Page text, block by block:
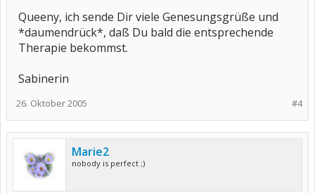
Queeny, ich sende Dir viele Genesungsgrüße und
*daumendrück*, daß Du bald die entsprechende
Therapie bekommst.
Sabinerin
#4
26. Oktober 2005
Marie2
nobody is perfect ;)